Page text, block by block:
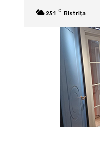
23.1 C Bistrița